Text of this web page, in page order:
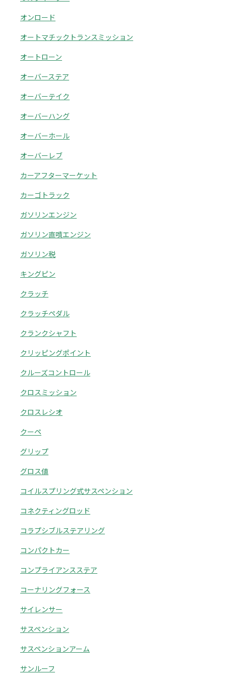
オンロード
オートマチックトランスミッション
オートローン
オーバーステア
オーバーテイク
オーバーハング
オーバーホール
オーバーレブ
カーアフターマーケット
カーゴトラック
ガソリンエンジン
ガソリン直噴エンジン
ガソリン税
キングピン
クラッチ
クラッチペダル
クランクシャフト
クリッピングポイント
クルーズコントロール
クロスミッション
クロスレシオ
クーペ
グリップ
グロス値
コイルスプリング式サスペンション
コネクティングロッド
コラプシブルステアリング
コンパクトカー
コンプライアンスステア
コーナリングフォース
サイレンサー
サスペンション
サスペンションアーム
サンルーフ